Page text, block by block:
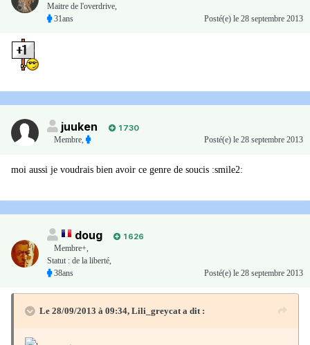
Maitre de l'overdrive,
31ans
Posté(e) le 28 septembre 2013
juuken
1 730
Membre, Posté(e) le 28 septembre 2013
moi aussi je voudrais bien avoir ce genre de soucis :smile2:
doug
1 626
Membre+,
Statut : de la liberté,
38ans
Posté(e) le 28 septembre 2013
Le 28/09/2013 à 09:34, Lili_greycat a dit :